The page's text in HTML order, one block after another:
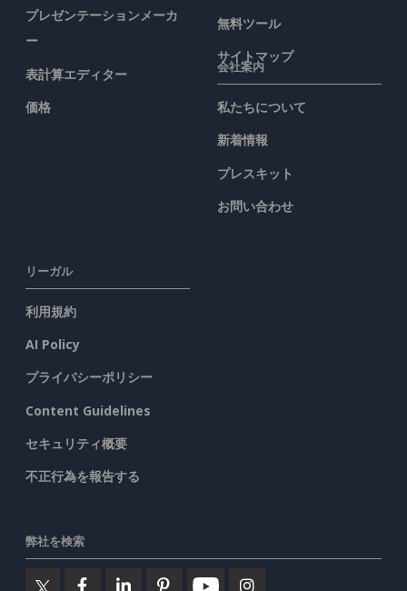
プレゼンテーションメーカ
ー
表計算エディター
価格
無料ツール
サイトマップ
会社案内
私たちについて
新着情報
プレスキット
お問い合わせ
リーガル
利用規約
AI Policy
プライバシーポリシー
Content Guidelines
セキュリティ概要
不正行為を報告する
弊社を検索